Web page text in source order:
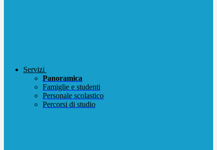
Servizi
Panoramica
Famiglie e studenti
Personale scolastico
Percorsi di studio